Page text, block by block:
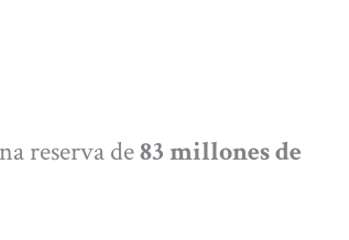
reserva de83 millones de